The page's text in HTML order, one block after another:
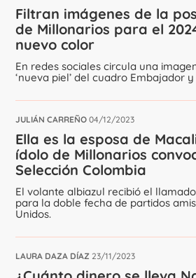
Filtran imágenes de la
de Millonarios para el
nuevo color
En redes sociales circula una
‘nueva piel’ del cuadro Embajador
JULIÁN CARREÑO 04/12/2023
Ella es la esposa de
ídolo de Millonarios
Selección Colombia
El volante albiazul recibió el
para la doble fecha de partidos
Unidos.
LAURA DAZA DÍAZ 23/11/2023